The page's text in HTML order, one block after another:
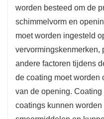
worden besteed om de
schimmelvorm en
moet worden ingesteld
vervormingskenmerken,
andere factoren tijdens
de coating moet worden
van de opening.
coatings kunnen